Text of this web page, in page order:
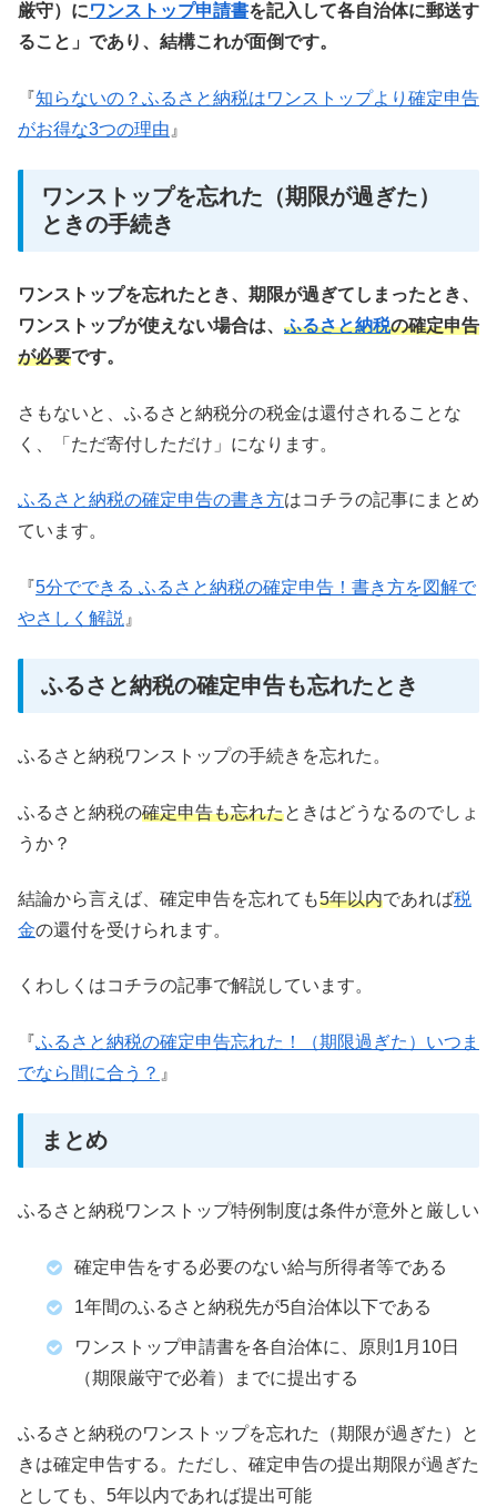
厳守）にワンストップ申請書を記入して各自治体に郵送す
ること」であり、結構これが面倒です。
『知らないの？ふるさと納税はワンストップより確定申告
がお得な3つの理由 』
ワンストップを忘れた（期限が過ぎた）
ときの手続き
ワンストップを忘れたとき、期限が過ぎてしまったとき、
ワンストップが使えない場合は、 ふるさと納税の確定申告
が必要です。
さもないと、ふるさと納税分の税金は還付されることな
く、「ただ寄付しただけ」になります。
ふるさと納税の確定申告の書き方はコチラの記事にまとめ
ています。
『5分でできる ふるさと納税の確定申告！書き方を図解で
やさしく解説 』
ふるさと納税の確定申告も忘れたとき
ふるさと納税ワンストップの手続きを忘れた。
ふるさと納税の確定申告も忘れたときはどうなるのでしょ
うか？
結論から言えば、確定申告を忘れても5年以内であれば税
金の還付を受けられます。
くわしくはコチラの記事で解説しています。
『ふるさと納税の確定申告忘れた！（期限過ぎた）いつま
でなら間に合う？ 』
まとめ
ふるさと納税ワンストップ特例制度は条件が意外と厳しい
確定申告をする必要のない給与所得者等である
1年間のふるさと納税先が5自治体以下である
ワンストップ申請書を各自治体に、原則1月10日
（期限厳守で必着）までに提出する
ふるさと納税のワンストップを忘れた（期限が過ぎた）と
きは確定申告する。ただし、確定申告の提出期限が過ぎた
としても、5年以内であれば提出可能